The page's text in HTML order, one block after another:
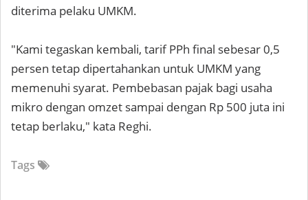
diterima pelaku UMKM.
"Kami tegaskan kembali, tarif PPh final sebesar 0,5
persen tetap dipertahankan untuk UMKM yang
memenuhi syarat. Pembebasan pajak bagi usaha
mikro dengan omzet sampai dengan Rp 500 juta ini
tetap berlaku," kata Reghi.
Tags